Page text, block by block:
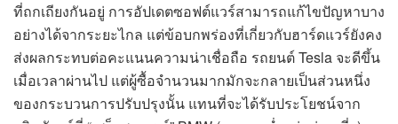
ที่ถกเถียงกันอยู่ การอัปเดตซอฟต์แวร์สามารถแก้ไขปัญหาบาง
อย่างได้จากระยะไกล แต่ข้อบกพร่องที่เกี่ยวกับฮาร์ดแวร์ยังคง
ส่งผลกระทบต่อคะแนนความน่าเชื่อถือ รถยนต์ Tesla จะดีขึ้น
เมื่อเวลาผ่านไป แต่ผู้ซื้อจำนวนมากมักจะกลายเป็นส่วนหนึ่ง
ของกระบวนการปรับปรุงนั้น แทนที่จะได้รับประโยชน์จาก